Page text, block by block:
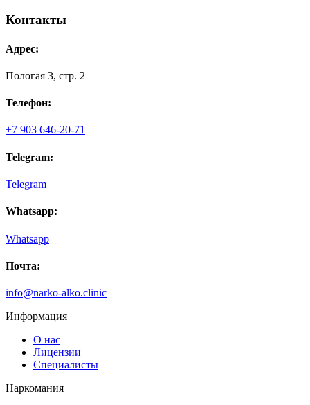
Контакты
Адрес:
Пологая 3, стр. 2
Телефон:
+7 903 646-20-71
Telegram:
Telegram
Whatsapp:
Whatsapp
Почта:
info@narko-alko.clinic
Информация
О нас
Лицензии
Специалисты
Наркомания